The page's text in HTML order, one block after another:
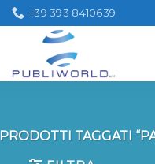
+39 393 8410639
PRODOTTI TAGGATI